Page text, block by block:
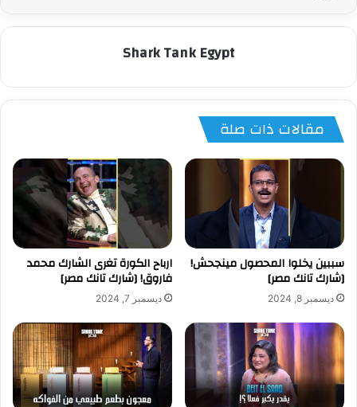
Shark Tank Egypt
مقالات ذات صلة
سببين يخلوا المحصول مينجحش!
[شارك تانك مصر]
ديسمبر 8, 2024
ارباح الكورة تغرى الشارك محمد
فاروق! [شارك تانك مصر]
ديسمبر 7, 2024